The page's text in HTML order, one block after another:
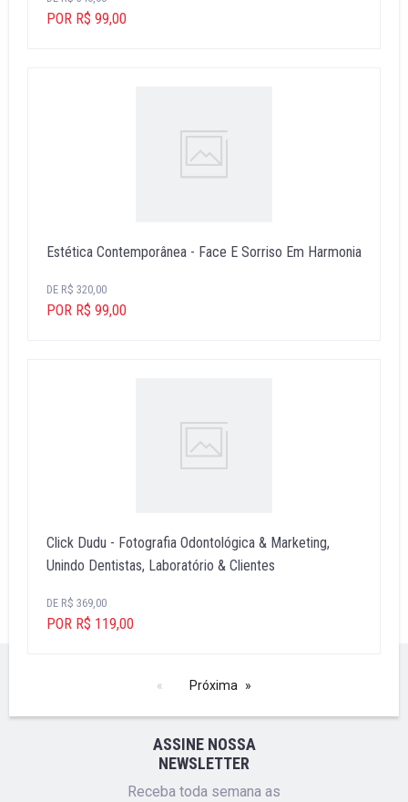
POR R$ 99,00
Estética Contemporânea - Face E Sorriso Em Harmonia
DE R$ 320,00
POR R$ 99,00
Click Dudu - Fotografia Odontológica & Marketing,
Unindo Dentistas, Laboratório & Clientes
DE R$ 369,00
POR R$ 119,00
Próxima
ASSINE NOSSA
NEWSLETTER
Receba toda semana as